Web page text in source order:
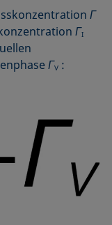
Γ
ΓI
ΓV :